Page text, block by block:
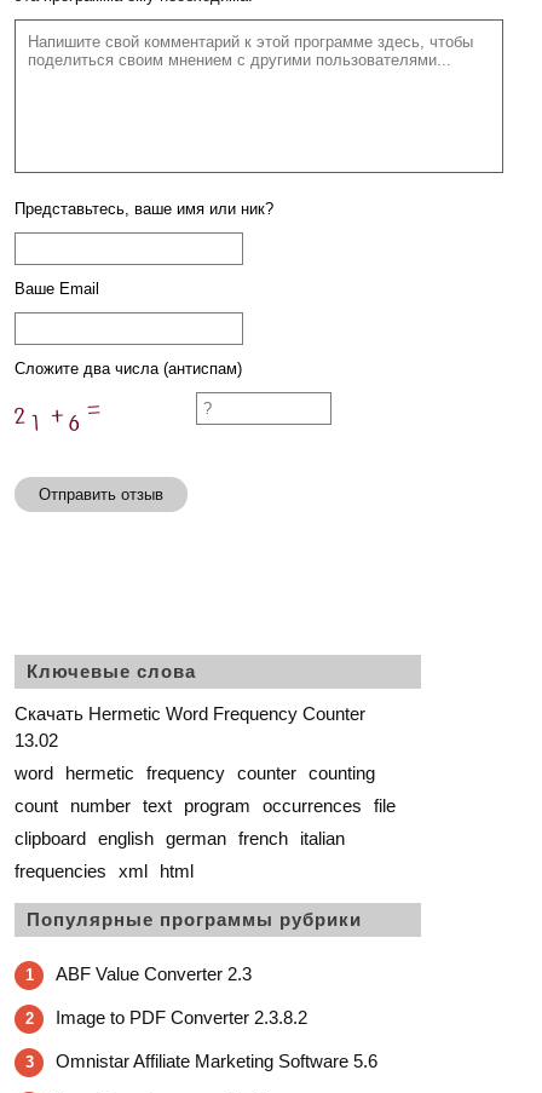
Представьтесь, ваше имя или ник?
Ваше Email
Сложите два числа (антиспам)
Отправить отзыв
Ключевые слова
Скачать Hermetic Word Frequency Counter
13.02
word
hermetic frequency counter counting
count
number text program occurrences
file
clipboard english german french
italian
frequencies
xml html
Популярные программы рубрики
1 ABF Value Converter 2.3
2 Image to PDF Converter 2.3.8.2
3 Omnistar Affiliate Marketing Software 5.6